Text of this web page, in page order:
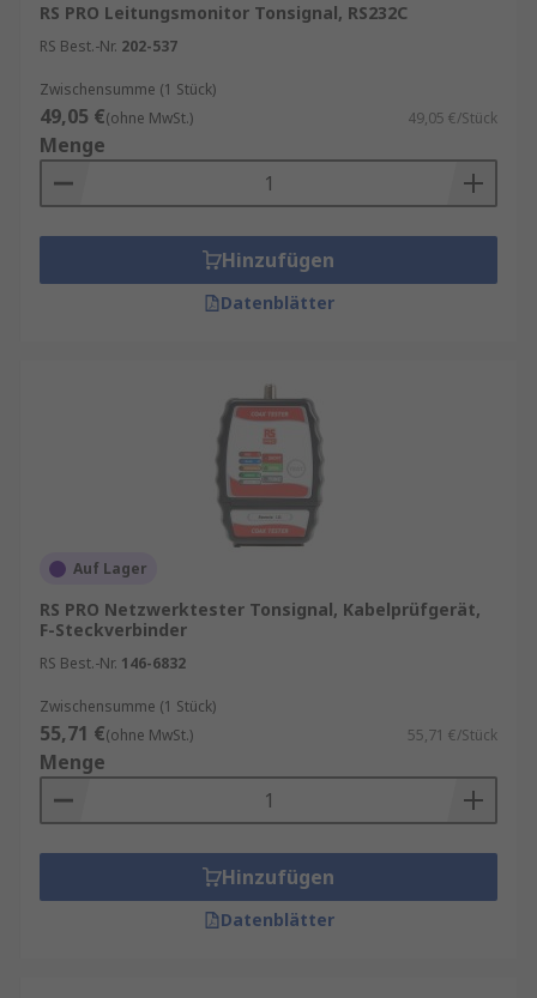
RS PRO Leitungsmonitor Tonsignal, RS232C
RS Best.-Nr. 202-537
Zwischensumme (1 Stück)
49,05 €(ohne MwSt.) 49,05 €/Stück
Menge
Hinzufügen
Datenblätter
Auf Lager
RS PRO Netzwerktester Tonsignal, Kabelprüfgerät,
F-Steckverbinder
RS Best.-Nr. 146-6832
Zwischensumme (1 Stück)
55,71 €(ohne MwSt.) 55,71 €/Stück
Menge
Hinzufügen
Datenblätter